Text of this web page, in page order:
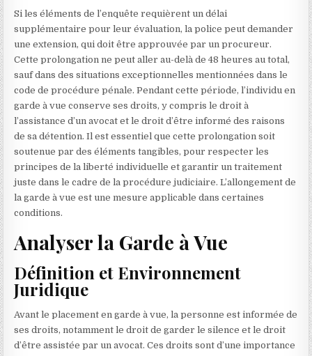
Si les éléments de l’enquête requièrent un délai
supplémentaire pour leur évaluation, la police peut demander
une extension, qui doit être approuvée par un procureur.
Cette prolongation ne peut aller au-delà de 48 heures au total,
sauf dans des situations exceptionnelles mentionnées dans le
code de procédure pénale. Pendant cette période, l’individu en
garde à vue conserve ses droits, y compris le droit à
l’assistance d’un avocat et le droit d’être informé des raisons
de sa détention. Il est essentiel que cette prolongation soit
soutenue par des éléments tangibles, pour respecter les
principes de la liberté individuelle et garantir un traitement
juste dans le cadre de la procédure judiciaire. L’allongement de
la garde à vue est une mesure applicable dans certaines
conditions.
Analyser la Garde à Vue
Définition et Environnement
Juridique
Avant le placement en garde à vue, la personne est informée de
ses droits, notamment le droit de garder le silence et le droit
d’être assistée par un avocat. Ces droits sont d’une importance